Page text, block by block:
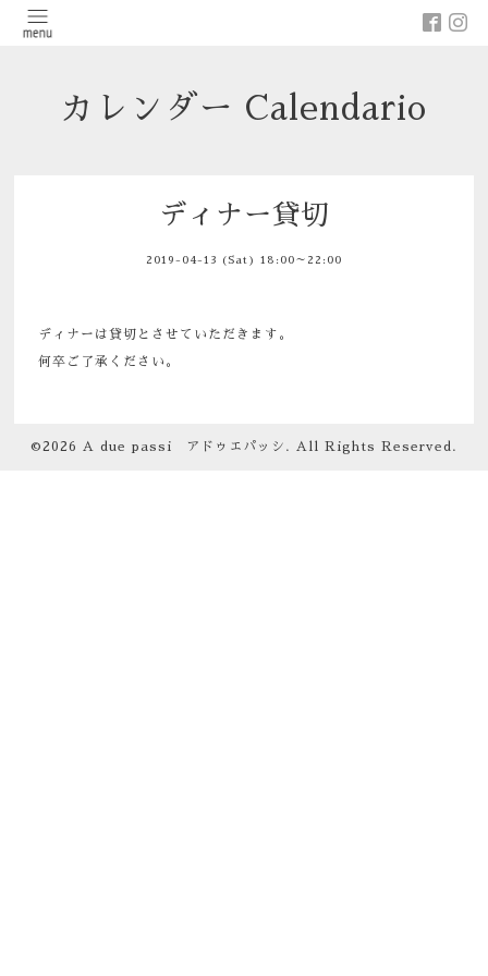
カレンダー Calendario
ディナー貸切
2019-04-13 (Sat) 18:00～22:00
ディナーは貸切とさせていただきます。
何卒ご了承ください。
©2026 A due passi アドゥエパッシ . All Rights Reserved.